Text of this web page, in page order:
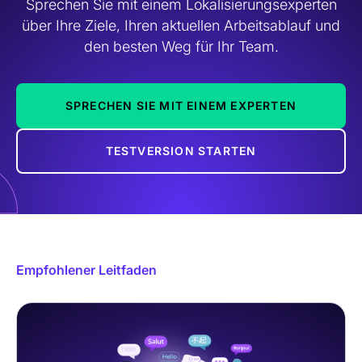
Sprechen Sie mit einem Lokalisierungsexperten
über Ihre Ziele, Ihren aktuellen Arbeitsablauf und
den besten Weg für Ihr Team.
SPRECHEN SIE MIT EINEM EXPERTEN
TESTVERSION STARTEN
Empfohlener Leitfaden